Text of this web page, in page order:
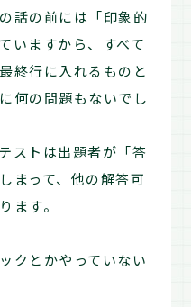
話の前には「印象的
いますから、すべて
終行に入れるものと
何の問題もないでし
ストは出題者が「答
まって、他の解答可
ます。
クとかやっていない